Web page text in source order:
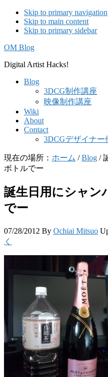
Skip to primary navigation
Skip to main content
Skip to primary sidebar
OM Blog
Digital Artist Hacks!
Blog
3DCG制作講座
映像制作講座
Wiki
About
Contact
3DCGデザイナ
現在の場所： ホーム / Blog /
ボトルでー
誕生日用にシャン
でー
07/28/2012 By Ochiai Mitsuo
く